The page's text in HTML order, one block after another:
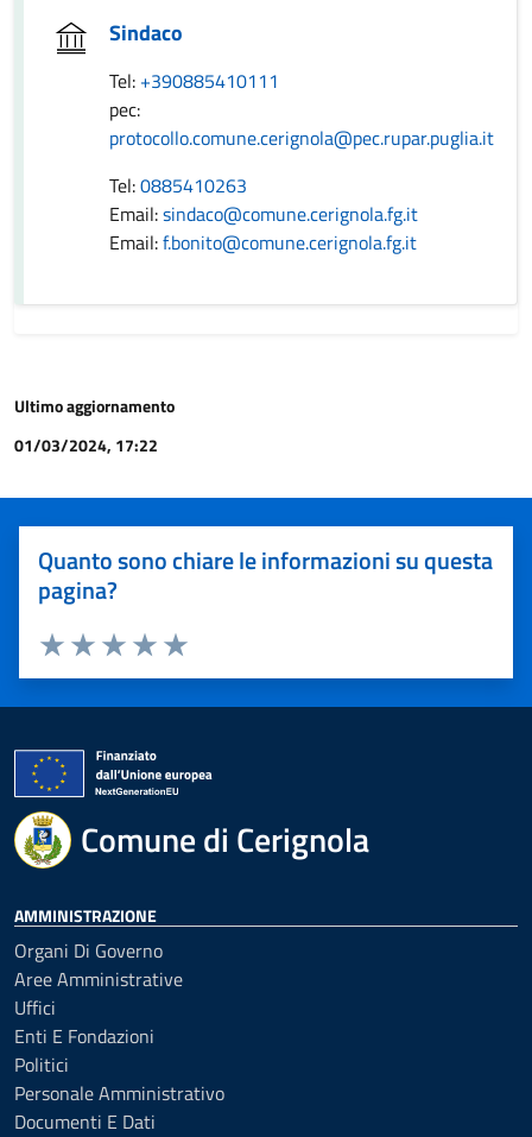
Sindaco
Tel: +390885410111
pec:
protocollo.comune.cerignola@pec.rupar.puglia.it
Tel:0885410263
Email:sindaco@comune.cerignola.fg.it
Email:f.bonito@comune.cerignola.fg.it
Ultimo aggiornamento
01/03/2024, 17:22
Quanto sono chiare le informazioni su questa
pagina?
Valuta 5 stelle su 5
Valuta 4 stelle su 5
Valuta 3 stelle su 5
Valuta 2 stelle su 5
Valuta 1 stelle su 5
Comune di Cerignola
AMMINISTRAZIONE
Organi Di Governo
Aree Amministrative
Uffici
Enti E Fondazioni
Politici
Personale Amministrativo
Documenti E Dati